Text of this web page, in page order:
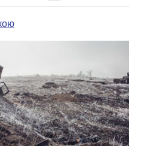
ПОЛИТИКОВ